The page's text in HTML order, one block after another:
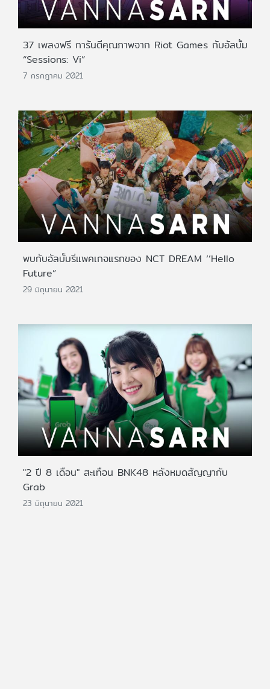
37 เพลงฟรี การันตีคุณภาพจาก Riot Games กับอัลบั้ม
“Sessions: Vi”
7 กรกฎาคม 2021
พบกับอัลบั้มรีแพคเกจแรกของ NCT DREAM ‘’Hello
Future”
29 มิถุนายน 2021
"2 ปี 8 เดือน" สะเทือน BNK48 หลังหมดสัญญากับ
Grab
23 มิถุนายน 2021